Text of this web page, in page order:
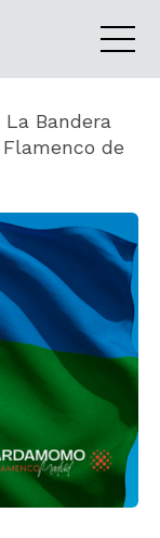
La Bandera
de